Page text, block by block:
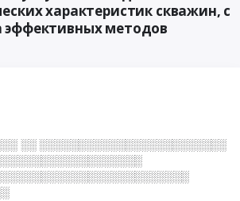
характеристик скважин, с
эффективных методов
░░ ░░░░░░░░░░░░░░░░░░░░░░░░